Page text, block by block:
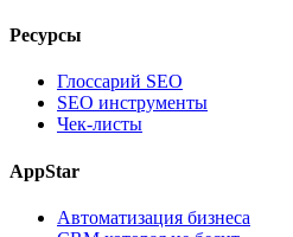
Ресурсы
Глоссарий SEO
SEO инструменты
Чек-листы
AppStar
Автоматизация бизнеса